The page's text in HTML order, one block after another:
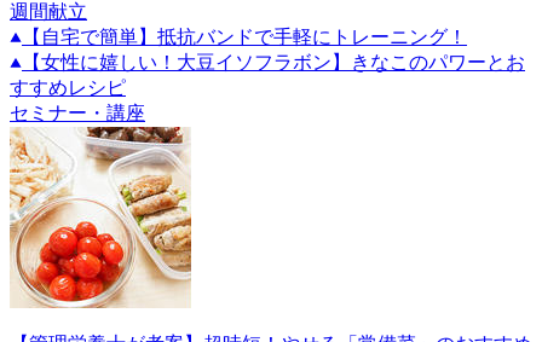
週間献立
【自宅で簡単】抵抗バンドで手軽にトレーニング！
【女性に嬉しい！大豆イソフラボン】きなこのパワーとお
すすめレシピ
セミナー・講座